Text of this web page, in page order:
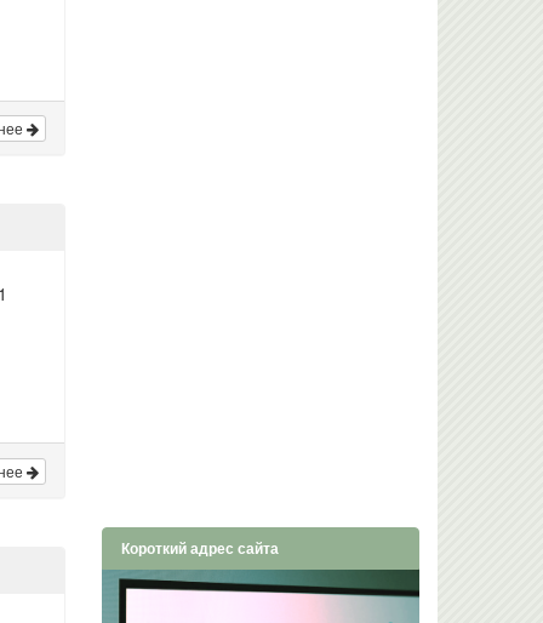
Короткий адрес сайта